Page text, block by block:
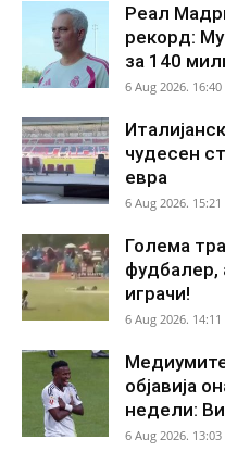
Реал
рекорд:
за 140
6 Aug 2026. 16:40
чудесен
евра
6 Aug 2026. 15:21
Голема
фудбалер,
играчи!
6 Aug 2026. 14:11
објавија
недели:
6 Aug 2026. 13:03